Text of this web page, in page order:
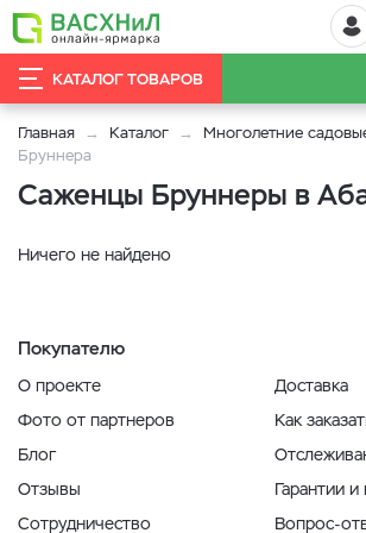
КАТАЛОГ ТОВАРОВ
Главная Каталог
Многолетние
Бруннера
Саженцы Бруннеры в
Ничего не найдено
Покупателю
О проекте
Фото от партнеров
Блог
Отзывы
Сотрудничество
Доставка
Как
Гарантии и
Вопрос-